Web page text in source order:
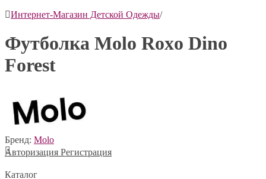
Интернет-Магазин Детской Одежды/
Футболка Molo Roxo Dino
Forest
Бренд: Molo
Авторизация Регистрация
Каталог